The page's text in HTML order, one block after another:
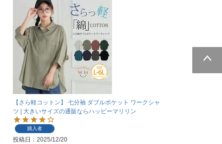
【さら軽コットン】 七分袖 ダブルポケット ワークシャ
ツ | 大きいサイズの通販ならハッピーマリリン
購入者
投稿日 2025/12/20